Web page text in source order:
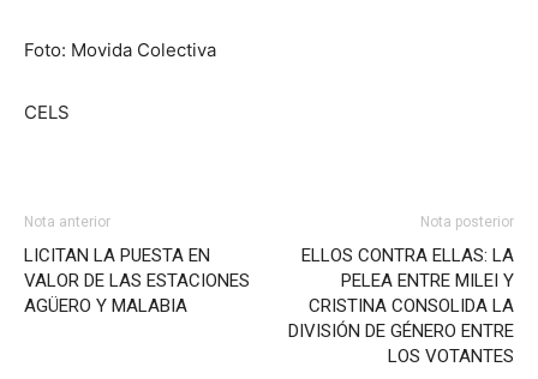
Foto: Movida Colectiva
CELS
Nota anterior
LICITAN LA PUESTA EN
VALOR DE LAS ESTACIONES
AGÜERO Y MALABIA
Nota posterior
ELLOS CONTRA ELLAS: LA
PELEA ENTRE MILEI Y
CRISTINA CONSOLIDA LA
DIVISIÓN DE GÉNERO ENTRE
LOS VOTANTES